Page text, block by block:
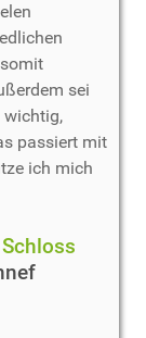
sei
wichtig,
passiert mit
ich mich